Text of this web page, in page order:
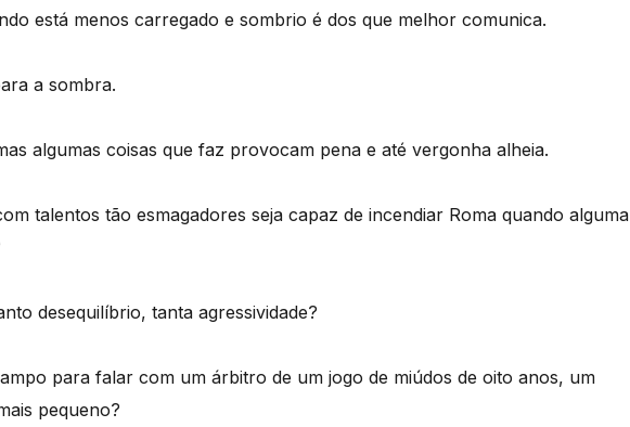
está menos carregado e sombrio é dos que melhor comunica.
a sombra.
algumas coisas que faz provocam pena e até vergonha alheia.
talentos tão esmagadores seja capaz de incendiar Roma quando alguma
desequilíbrio, tanta agressividade?
para falar com um árbitro de um jogo de miúdos de oito anos, um
pequeno?